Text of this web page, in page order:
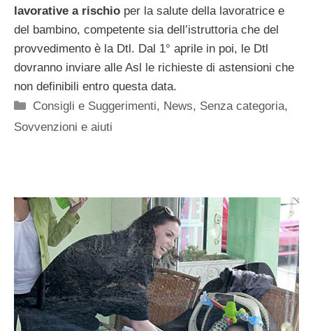
lavorative a rischio per la salute della lavoratrice e
del bambino, competente sia dell’istruttoria che del
provvedimento è la Dtl. Dal 1° aprile in poi, le Dtl
dovranno inviare alle Asl le richieste di astensioni che
non definibili entro questa data.
Categorie
Consigli e Suggerimenti, News, Senza categoria,
Sovvenzioni e aiuti